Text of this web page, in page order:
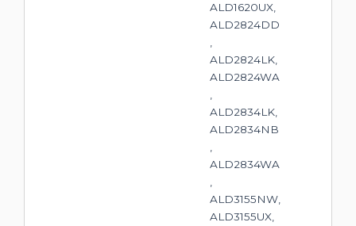
ALD1620UX,
ALD2824DD
ALD2824LK,
ALD2824WA
ALD2834LK,
ALD2834NB
ALD2834WA
ALD3155NW,
ALD3155UX,